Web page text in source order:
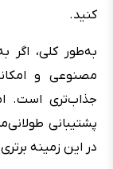
کنید.
به‌طور کلی، اگر
جذاب‌تری است.
در این زمینه